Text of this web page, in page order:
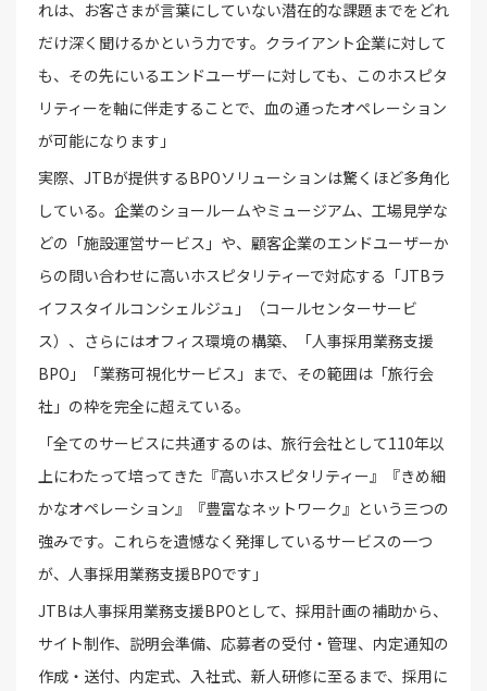
れは、お客さまが言葉にしていない潜在的な課題までをどれ
だけ深く聞けるかという力です。クライアント企業に対して
も、その先にいるエンドユーザーに対しても、このホスピタ
リティーを軸に伴走することで、血の通ったオペレーション
が可能になります」
実際、JTBが提供するBPOソリューションは驚くほど多角化
している。企業のショールームやミュージアム、工場見学な
どの「施設運営サービス」や、顧客企業のエンドユーザーか
らの問い合わせに高いホスピタリティーで対応する「JTBラ
イフスタイルコンシェルジュ」（コールセンターサービ
ス）、さらにはオフィス環境の構築、「人事採用業務支援
BPO」「業務可視化サービス」まで、その範囲は「旅行会
社」の枠を完全に超えている。
「全てのサービスに共通するのは、旅行会社として110年以
上にわたって培ってきた『高いホスピタリティー』『きめ細
かなオペレーション』『豊富なネットワーク』という三つの
強みです。これらを遺憾なく発揮しているサービスの一つ
が、人事採用業務支援BPOです」
JTBは人事採用業務支援BPOとして、採用計画の補助から、
サイト制作、説明会準備、応募者の受付・管理、内定通知の
作成・送付、内定式、入社式、新人研修に至るまで、採用に